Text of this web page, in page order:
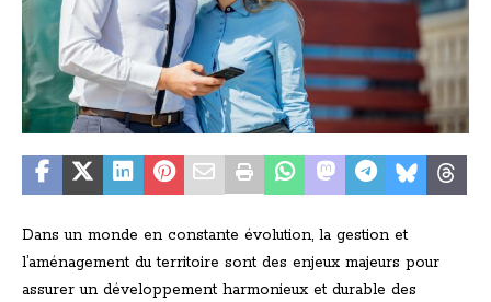
Dans un monde en constante évolution, la gestion et
l’aménagement du territoire sont des enjeux majeurs pour
assurer un développement harmonieux et durable des